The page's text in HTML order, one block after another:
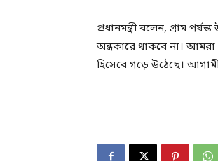
প্রধানমন্ত্রী বলেন, গ্রাম
অন্ধকারে থাকবে না।
হিসেবে গড়ে উঠেছে।